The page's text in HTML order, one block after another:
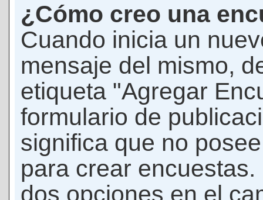
¿Cómo creo una
Cuando inicia un
mensaje del mismo,
etiqueta "Agregar
formulario de
significa que no
para crear
dos opciones en el